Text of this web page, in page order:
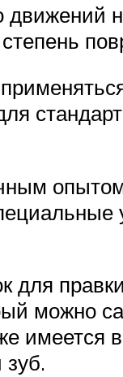
движений
для
можно
имеется